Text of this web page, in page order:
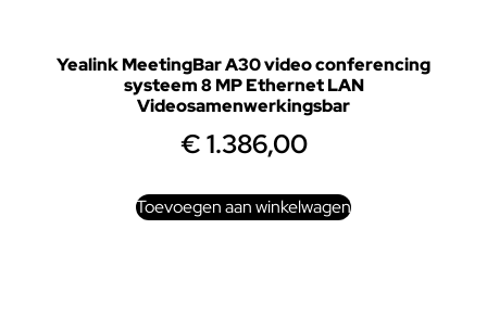
Yealink MeetingBar A30 video conferencing
systeem 8 MP Ethernet LAN
Videosamenwerkingsbar
€1.386,00
Toevoegen aan winkelwagen